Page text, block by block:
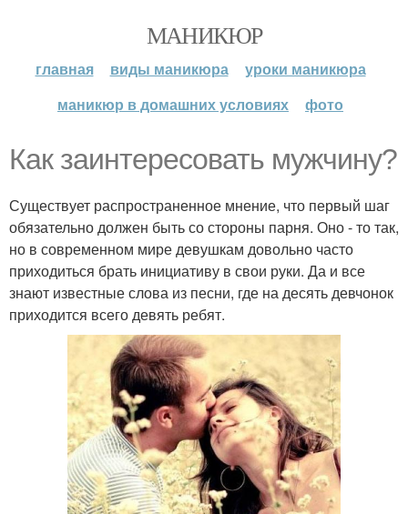
МАНИКЮР
главная виды маникюра
уроки маникюра
маникюр в домашних условиях
фото
Как заинтересовать мужчину?
Существует распространенное мнение, что первый шаг
обязательно должен быть со стороны парня. Оно - то так,
но в современном мире девушкам довольно часто
приходиться брать инициативу в свои руки. Да и все
знают известные слова из песни, где на десять девчонок
приходится всего девять ребят.